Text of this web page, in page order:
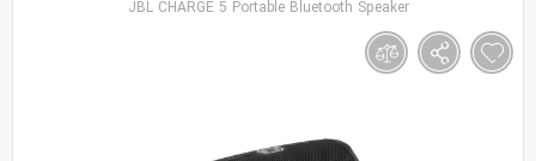
JBL CHARGE 5 Portable Bluetooth Speaker